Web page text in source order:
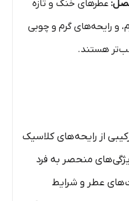
عطرهای خنک و تازه
و رایحه‌های گرم و چوبی
هستند.
از رایحه‌های کلاسیک
منحصر به فرد
عطر و شرایط